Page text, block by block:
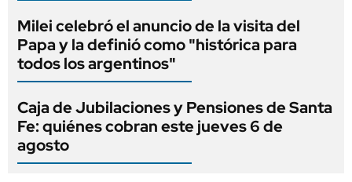
Milei celebró el anuncio de la visita del
Papa y la definió como "histórica para
todos los argentinos"
Caja de Jubilaciones y Pensiones de Santa
Fe: quiénes cobran este jueves 6 de
agosto